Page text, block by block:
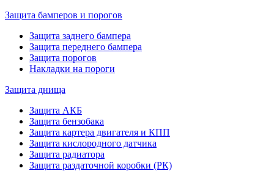
Защита бамперов и порогов
Защита заднего бампера
Защита переднего бампера
Защита порогов
Накладки на пороги
Защита днища
Защита АКБ
Защита бензобака
Защита картера двигателя и КПП
Защита кислородного датчика
Защита радиатора
Защита раздаточной коробки (РК)